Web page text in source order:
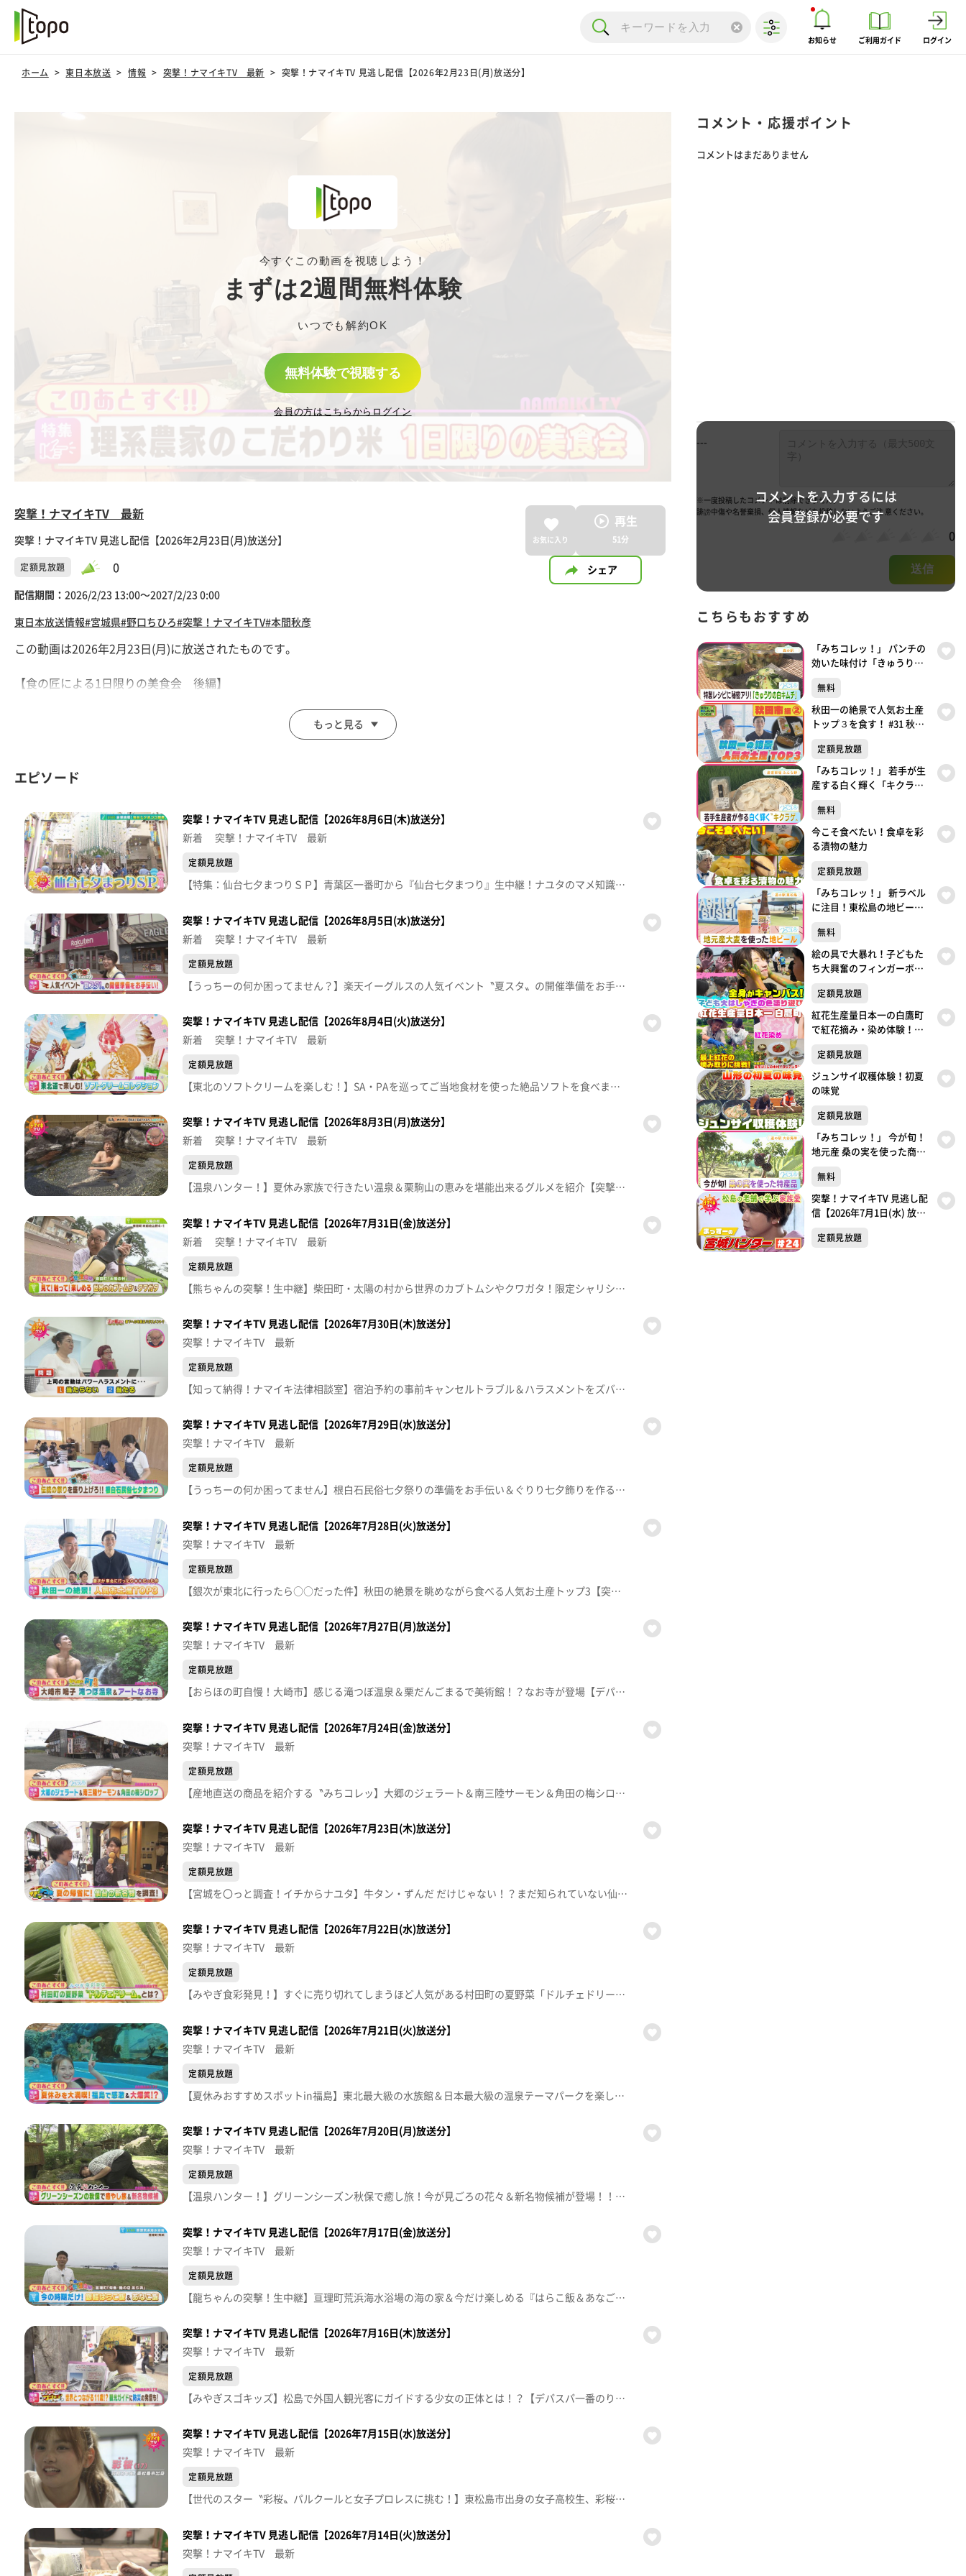
お知らせ ご利用ガイド ログイン
ホーム 東日本放送 情報 突撃！ナマイキTV 最新 突撃！ナマイキTV 見逃し配信【2026年2月23日(月)放送分】
今すぐこの動画を視聴しよう！
まずは2週間無料体験
いつでも解約OK
無料体験で視聴する
会員の方はこちらからログイン
突撃！ナマイキTV 最新
突撃！ナマイキTV 見逃し配信【2026年2月23日(月)放送分】
定額見放題 0
配信期間： 2026/2/23 13:00〜2027/2/23 0:00
お気に入り
再生
51 分
シェア
東日本放送情報#宮城県#野口ちひろ#突撃！ナマイキTV#本間秋彦
この動画は2026年2月23日(月)に放送されたものです。
【食の匠による1日限りの美食会 後編】
【ナマなキッチン】
※紹介した催事等は終了している場合があります。
※紹介した商品等は取り扱いが終了している場合があります。
もっと見る
エピソード
突撃！ナマイキTV 見逃し配信【2026年8月6日(木)放送分】
新着 突撃！ナマイキTV 最新
定額見放題
【特集：仙台七夕まつりＳＰ】青葉区一番町から『仙台七夕まつり』生中継！ナユタのマメ知識＆オリジナル飾り披露＆限定グルメ！本間チャ～ンスや豪華なプレゼントも！七夕一色もりもり盛沢山の１時間！①宮城を〇っと調査！イチからナユタ②オリジナル七夕飾りお披露目！■根白石民俗七夕まつり ８日（土）まで開催中【グルメ中継】①うまい鮨勘 一番町支店 営業：11:30～22:00 夏祭2026は11日（火）まで開催中②日本料理 美と和 akita -K- 仙台 営業：昼 12:00～15:00/夜 18:00～22:00③ZUNDA ZUNDA CAFE 仙台一番町本店 営業：11:00～17:30※紹介した催事等は終了している場合があります。※紹介した商品等は取り扱いが終了している場合があります。
突撃！ナマイキTV 見逃し配信【2026年8月5日(水)放送分】
新着 突撃！ナマイキTV 最新
定額見放題
【うっちーの何か困ってません？】楽天イーグルスの人気イベント〝夏スタ〟の開催準備をお手伝い！■夏スタ!STARLIGHT GALAXY 8/23(日)まで【ナマなキッチン】梅生姜ごはん きゅうりとささみの吸い物【デパスパ一番のり！】仙台三越から生中継JAPANESE CURRY FESTIVAL in 仙台【本間ちゃん流 今日の方言五七五】これであなたも方言の達人！？知って納得、聞いて爆笑！今から使える方言の“ツウ”な言い回しを本間ちゃん流に教えちゃいます。【傑作topoぐるめ】■Tea Leafull（名取市美田園）■ケーキハウス フレーズ 将監店（泉区将監）※紹介した催事等は終了している場合があります。※紹介した商品等は取り扱いが終了している場合があります。
突撃！ナマイキTV 見逃し配信【2026年8月4日(火)放送分】
新着 突撃！ナマイキTV 最新
定額見放題
【東北のソフトクリームを楽しむ！】SA・PAを巡ってご当地食材を使った絶品ソフトを食べまくります「ソフコレ２０２６」で検索【デパスパ一番のり！】イケア仙台から生中継！【ナマなキッチン】トマトにんじんピラフ＆蒸し鶏の夏野菜ソース【本間ちゃん流 今日の方言五七五】これであなたも方言の達人！？知って納得、聞いて爆笑！今から使える方言の“ツウ”な言い回しを本間ちゃん流に教えちゃいます。【おパン】ル・マンジェ LE･MANGER【住所】仙台市青葉区八幡2-4-15 LE･MANGER【営業時間】8:00～19:00【定休日】日曜･祝日【電話番号】022-271-2027※紹介した催事等は終了している場合があります。※紹介した商品等は取り扱いが終了している場合があります。
突撃！ナマイキTV 見逃し配信【2026年8月3日(月)放送分】
新着 突撃！ナマイキTV 最新
定額見放題
【温泉ハンター！】夏休み家族で行きたい温泉＆栗駒山の恵みを堪能出来るグルメを紹介【突撃！ナマイキカカク】■あいのや石巻のぞみ野店【住所】石巻市のぞみ野二丁目2-1【営業時間】0225-90-3344【電話番号】9:30～20:00【本間ちゃん流方言五七五】これであなたも方言の達人！？知って納得、聞いて爆笑！？今から使える方言の“ツウ”な言い回しを教えちゃいます。【ナマなキッチン】「炊飯器で作る 炒めず炒飯 おまけのアミスープ」※紹介した催事等は終了している場合があります。※紹介した商品等は取り扱いが終了している場合があります。
突撃！ナマイキTV 見逃し配信【2026年7月31日(金)放送分】
新着 突撃！ナマイキTV 最新
定額見放題
【熊ちゃんの突撃！生中継】柴田町・太陽の村から世界のカブトムシやクワガタ！限定シャリシャリグルメを紹介【本間ちゃん流方方言五七五】これであなたも方言の達人！？知って納得、聞いて爆笑！今から使える方言の“ツウ”な言い回しを本間ちゃん流に教えちゃいます。【ナマなキッチン～人気店パティシエ直伝！家庭で作れる本格スイーツ】『ブルーベリーのクレープロール』ムッシュ マスノ アルパジョン 栗生店 チーフパティシエ 太刀川潤【住所】仙台市青葉区栗生6-12-6【電話番号】022-391-7950【営業時間】9:30～19:00 年中無休 10:00～17:00（カフェ）【デパスパ一番のり！】藤崎から生中継！【傑作topoぐるめ】※紹介した催事等は終了している場合があります。※紹介した商品等は取り扱いが終了している場合があります。
突撃！ナマイキTV 見逃し配信【2026年7月30日(木)放送分】
突撃！ナマイキTV 最新
定額見放題
【知って納得！ナマイキ法律相談室】宿泊予約の事前キャンセルトラブル＆ハラスメントをズバッと解決します！【デパスパ一番のり！～ザ・モール仙台長町から生中継！】Nishikawa ガードラップ ＆ バイセル 8月買取保証キャンペーン【本間ちゃん流方言五七五】これであなたも方言の達人！？知って納得、聞いて爆笑！？今から使える方言の“ツウ”な言い回しを教えちゃいます。【ナマなキッチン】「鰻のバルサミコ風味と赤ワインのリゾット」ホテルメトロポリタン仙台 レストラン セレニティ 料理長 青木克己※紹介した催事等は終了している場合があります。※紹介した商品等は取り扱いが終了している場合があります。
突撃！ナマイキTV 見逃し配信【2026年7月29日(水)放送分】
突撃！ナマイキTV 最新
定額見放題
【うっちーの何か困ってません】根白石民俗七夕祭りの準備をお手伝い＆ぐりり七夕飾りを作る【きょうの方言五七五】これであなたも方言の達人！？知って納得、聞いて爆笑！？今から使える方言の“ツウ”な言い回しを教えちゃいます。【デパスパ一番のり！】仙台パルコ1から生中継【ナマなキッチン】焼きピーマンと塩鮭のマリネレンチンピーマンとたらこのナムル■プレゼント ※ハガキで応募 あす(30日)の消印有効春夏野菜詰合せ（きゅうり・トマト・ズッキーニ・ツルムラサキ）…5名様【突撃生中継！】仙台三越から生中継【杜の都親善大使生出演！】今年の七夕まつりの見どころ※紹介した催事等は終了している場合があります。※紹介した商品等は取り扱いが終了している場合があります。
突撃！ナマイキTV 見逃し配信【2026年7月28日(火)放送分】
突撃！ナマイキTV 最新
定額見放題
【銀次が東北に行ったら○○だった件】秋田の絶景を眺めながら食べる人気お土産トップ3【突撃！ナマイキカカク】■八百物屋まるしん 長町駅前店【住所】仙台市太白区長町5-2-1【営業時間】10:00-20:00【電話番号】022-304-0966【ナマなキッチン】「茹で卵とヨーグルトの冷製パスタ」【本間ちゃん流方言五七五】これであなたも方言の達人！？知って納得、聞いて爆笑！？今から使える方言の“ツウ”な言い回しを教えちゃいます。【おパン】THE MOST BAKERY ＆ COFFEE 仙台東口店【住所】仙台市宮城野区榴岡4-12-1 BKテラス 1階【営業時間】8:00～19:00【定休日】不定休【電話番号】022-290-8911※紹介した催事等は終了している場合があります。※紹介した商品等は取り扱いが終了している場合があります。
突撃！ナマイキTV 見逃し配信【2026年7月27日(月)放送分】
突撃！ナマイキTV 最新
定額見放題
【おらほの町自慢！大崎市】感じる滝つぼ温泉＆栗だんごまるで美術館！？なお寺が登場【デパスパ一番のり！】イオンモール新利府から生中継！【ナマなキッチン】惣菜の混ぜご飯 メンチ鳴子地区の自慢スポット！夏をカツのピラフ風＆ひじきのちらし寿司【本間ちゃん流今日の方言五七五】これであなたも方言の達人！？知って納得、聞いて爆笑！今から使える方言の“ツウ”な言い回しを本間ちゃん流に教えちゃいます。※紹介した催事等は終了している場合があります。※紹介した商品等は取り扱いが終了している場合があります。
突撃！ナマイキTV 見逃し配信【2026年7月24日(金)放送分】
突撃！ナマイキTV 最新
定額見放題
【産地直送の商品を紹介する〝みちコレッ】大郷のジェラート＆南三陸サーモン＆角田の梅シロップを紹介！【本間ちゃん流今日の方言五七五】これであなたも方言の達人！？知って納得、聞いて爆笑！今から使える方言の“ツウ”な言い回しを本間ちゃん流に教えちゃいます。【ナマなキッチン】人気店パティシエ直伝！家庭で作れる本格スイーツ『桃のカルパッチョ仕立て』ムッシュ マスノ アルパジョン4号線岩沼店 チーフパティシエ 岩田大樹【住所】名取市堀内北竹85-6【電話番号】0223-22-0551【営業時間】9:30～19:00 年中無休【美尻王子のロイヤルレッスン】【おパン】【傑作topoぐるめ】※紹介した催事等は終了している場合があります。※紹介した商品等は取り扱いが終了している場合があります。
突撃！ナマイキTV 見逃し配信【2026年7月23日(木)放送分】
突撃！ナマイキTV 最新
定額見放題
【宮城を〇っと調査！イチからナユタ】牛タン・ずんだ だけじゃない！？まだ知られていない仙台の新名物を調査！【デパスパ一番のり！】イオンタウン仙台泉大沢から生中継！【ナマなキッチン】『夏野菜と鶏肉の黒酢あん』ホテルメトロポリタン仙台 中国料理 桃李 料理長 金子清治【本間ちゃん流 今日の方言五七五】これであなたも方言の達人！？知って納得、聞いて爆笑！今から使える方言の“ツウ”な言い回しを本間ちゃん流に教えちゃいます。※紹介した催事等は終了している場合があります。※紹介した商品等は取り扱いが終了している場合があります。
突撃！ナマイキTV 見逃し配信【2026年7月22日(水)放送分】
突撃！ナマイキTV 最新
定額見放題
【みやぎ食彩発見！】すぐに売り切れてしまうほど人気がある村田町の夏野菜「ドルチェドリーム」とは？【ナマなキッチン】凍みこんにゃくの五目ごま和え→冷やし茶漬け【デパスパ一番のり！】仙台三越から生中継 涼味 ～ICE PARTY～【本間ちゃん流 今日の方言五七五】これであなたも方言の達人！？知って納得、聞いて爆笑！今から使える方言の“ツウ”な言い回しを本間ちゃん流に教えちゃいます。【突撃！生中継】■スシローあすと長町店【住所】仙台市太白区諏訪町1-7【営業時間】月～金 11:00～23:00(土日祝 は10:30～)※ラストオーダーは閉店時間の30分前【電話番号】022-304-5085※紹介した催事等は終了している場合があります。※紹介した商品等は取り扱いが終了している場合があります。
突撃！ナマイキTV 見逃し配信【2026年7月21日(火)放送分】
突撃！ナマイキTV 最新
定額見放題
【夏休みおすすめスポットin福島】東北最大級の水族館＆日本最大級の温泉テーマパークを楽しむ！【デパスパ一番のり！】イケア仙台から生中継！【ナマなキッチン】ナスの油焼き 挽き肉あん【本間ちゃん流 今日の方言五七五】これであなたも方言の達人！？知って納得、聞いて爆笑！今から使える方言の“ツウ”な言い回しを本間ちゃん流に教えちゃいます。※紹介した催事等は終了している場合があります。※紹介した商品等は取り扱いが終了している場合があります。
突撃！ナマイキTV 見逃し配信【2026年7月20日(月)放送分】
突撃！ナマイキTV 最新
定額見放題
【温泉ハンター！】グリーンシーズン秋保で癒し旅！今が見ごろの花々＆新名物候補が登場！！【突撃！ナマイキカカク】 ■あいのや石巻のぞみ野店【住所】石巻市のぞみ野二丁目2-1【営業時間】0225-90-3344【電話番号】9:30～20:00ナマなキッチン「フルーツたっぷり冷やし中華」【本間ちゃん流方言五七五】これであなたも方言の達人！？知って納得、聞いて爆笑！？今から使える方言の“ツウ”な言い回しを教えちゃいます※紹介した催事等は終了している場合があります。※紹介した商品等は取り扱いが終了している場合があります。
突撃！ナマイキTV 見逃し配信【2026年7月17日(金)放送分】
突撃！ナマイキTV 最新
定額見放題
【龍ちゃんの突撃！生中継】亘理町荒浜海水浴場の海の家＆今だけ楽しめる『はらこ飯＆あなご飯』を紹介します。【デパスパ一番のり！】藤崎から生中継【ナマなキッチン】人気店パティシエが家庭で出来る本格スイーツを紹介「桃とラズベリーの杏仁プリン」鈴木 貴行パティシエムッシュ マスノ アルパジョン石巻総本店【住所】石巻市恵み野4丁目1-5【電話番号】0225-25-6950【営業時間】9:30～19:00 年中無休【突撃！生中継】ウジエスーパー 利府店【住所】利府町利府字新神明前16番地【営業時間】9:00～22:00【電話番号】022-349-0935【本間ちゃん流方言五七五】これであなたも方言の達人！？知って納得、聞いて爆笑！？今から使える方言の“ツウ”な言い回しを教えちゃいます※紹介した催事等は終了している場合があります。※紹介した商品等は取り扱いが終了している場合があります。
突撃！ナマイキTV 見逃し配信【2026年7月16日(木)放送分】
突撃！ナマイキTV 最新
定額見放題
【みやぎスゴキッズ】松島で外国人観光客にガイドする少女の正体とは！？【デパスパ一番のり！】ザ・モール仙台長町から生中継！【ナマなキッチン】「うな玉丼とろろ掛け」ホテルメトロポリタン仙台 日本料理・鉄板焼「はや瀬」 料理長 木村浩一【本間ちゃん流方言五七五】これであなたも方言の達人！？知って納得、聞いて爆笑！？今から使える方言の“ツウ”な言い回しを教えちゃいます。※紹介した催事等は終了している場合があります。※紹介した商品等は取り扱いが終了している場合があります。
突撃！ナマイキTV 見逃し配信【2026年7月15日(水)放送分】
突撃！ナマイキTV 最新
定額見放題
【世代のスター〝彩桜〟パルクールと女子プロレスに挑む！】東松島市出身の女子高校生、彩桜(さいら)さん。パルクールと女子プロレスの世界に挑む次世代スターの彼女。幼い頃からの憧れであるセンダイガールズプロレスリング・仙女のリングに立つ！【きょうの方言五七五】これであなたも方言の達人！？知って納得、聞いて爆笑！？今から使える方言の“ツウ”な言い回しを教えちゃいます。【デパスパ一番のり！】仙台パルコ2から生中継【ナマなキッチン】厚揚げ豆腐で3品！アンチョビ炒め・づけ豆腐・豆腐ディップ【突撃生中継！】仙台三越から生中継※紹介した催事等は終了している場合があります。※紹介した商品等は取り扱いが終了している場合があります。
突撃！ナマイキTV 見逃し配信【2026年7月14日(火)放送分】
突撃！ナマイキTV 最新
コメント・応援ポイント
コメントはまだありません
コメントを入力するには
会員登録が必要です
---
※一度投稿したコメントは削除できません。
誹謗中傷や名誉棄損、個人情報などを投稿しないようご注 意ください。
0
送信
こちらもおすすめ
「みちコレッ！」 パンチの
効いた味付け「きゅうりの
駅】
無料
秋田一の絶景で人気お土産
トップ３を食す！ #31 秋田
ら〇〇だった件
定額見放題
「みちコレッ！」 若手が生
産する白く輝く「キクラ
んな野】
無料
今こそ食べたい！食卓を彩
る漬物の魅力
定額見放題
「みちコレッ！」 新ラベル
に注目！東松島の地ビール
無料
絵の具で大暴れ！子どもた
ち大興奮のフィンガーボデ
定額見放題
紅花生産量日本一の白鷹町
で紅花摘み・染め体験！本
定額見放題
ジュンサイ収穫体験！初夏
の味覚
定額見放題
「みちコレッ！」 今が旬！
地元産 桑の実を使った商品
岸】
無料
突撃！ナマイキTV 見逃し配
信【2026年7月1日(水) 放送
定額見放題